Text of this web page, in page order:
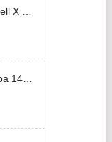
Egzoszkielet Hypershell X Pro
Geberit Aquaclean Alba 146350011